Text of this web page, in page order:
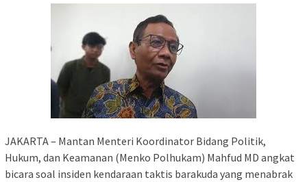
JAKARTA – Mantan Menteri Koordinator Bidang Politik,
Hukum, dan Keamanan (Menko Polhukam) Mahfud MD angkat
bicara soal insiden kendaraan taktis barakuda yang menabrak